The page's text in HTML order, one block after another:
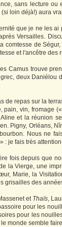
sans lecture ou
loin déjà!) aura
que je ne les
Versailles.
comtesse de
et l'ancêtre des
Camus trouve
deux Daniélou
de repas sur la
vin, fromage
et la réunion
Pigny, Orléans,
Nous ne
je fais très
fois depuis que
la Vierge, une
Marie, la
grisailles des
et Thaïs,
pour les
pour les
monde semble